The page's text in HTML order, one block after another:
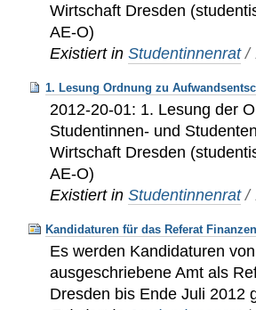
Wirtschaft Dresden
AE-O)
Existiert in Studentinnenrat /
1. Lesung Ordnung zu
2012-20-01: 1. Lesung der
Studentinnen- und
Wirtschaft Dresden
AE-O)
Existiert in Studentinnenrat /
Kandidaturen für das Referat
Es werden Kandidaturen
ausgeschriebene Amt als
Dresden bis Ende Juli 2012